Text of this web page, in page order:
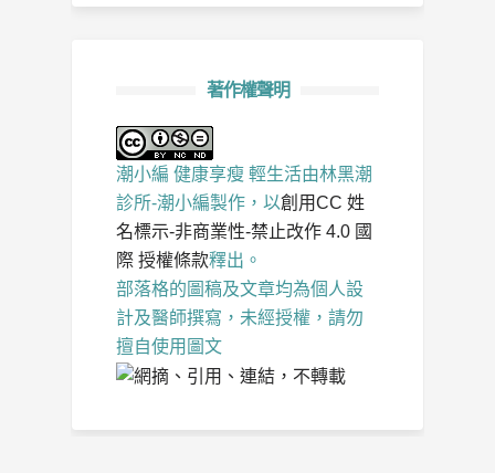
著作權聲明
潮小編 健康享瘦 輕生活由林黑潮
診所-潮小編製作，以創用CC 姓
名標示-非商業性-禁止改作 4.0 國
際 授權條款釋出。
部落格的圖稿及文章均為個人設
計及醫師撰寫，未經授權，請勿
擅自使用圖文